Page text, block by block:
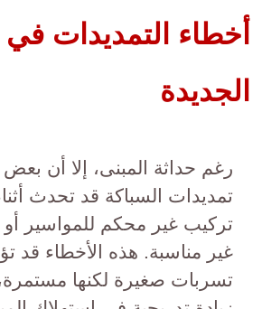
أخطاء التمديدات في
الجديدة
رغم حداثة المبنى، إلا أن
تمديدات السباكة قد تحدث
تركيب غير محكم للمواسير أو
غير مناسبة. هذه الأخطاء قد
تسربات صغيرة لكنها